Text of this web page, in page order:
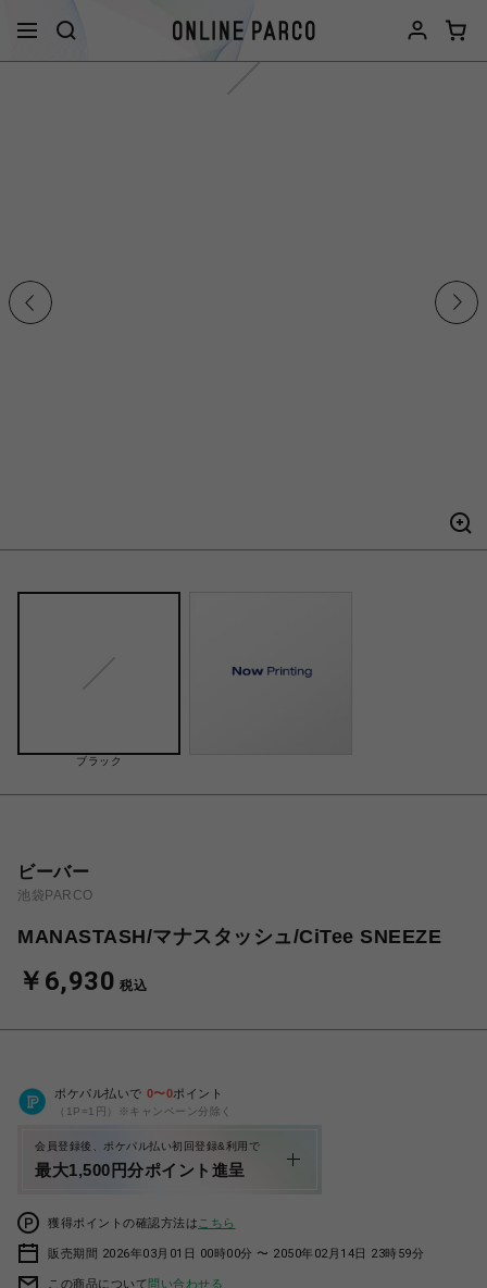
ブラック
ビーバー
池袋PARCO
MANASTASH/マナスタッシュ/CiTee SNEEZE
￥6,930 税込
ポケパル払いで 0〜0ポイント
（1P=1円）※キャンペーン分除く
会員登録後、ポケパル払い初回登録&利用で
最大1,500円分ポイント進呈
獲得ポイントの確認方法は こちら
販売期間 2026年03月01日 00時00分 〜 2050年02月14日 23時59分
この商品について問い合わせる